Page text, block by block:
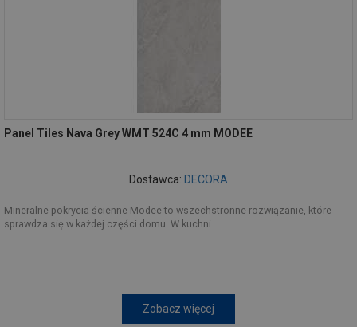
Panel Tiles Nava Grey WMT 524C 4 mm MODEE
Dostawca: DECORA
Mineralne pokrycia ścienne Modee to wszechstronne rozwiązanie, które
sprawdza się w każdej części domu. W kuchni...
Zobacz więcej